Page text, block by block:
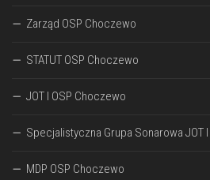
Zarząd OSP Choczewo
STATUT OSP Choczewo
JOT I OSP Choczewo
Specjalistyczna Grupa Sonarowa JOT
MDP OSP Choczewo